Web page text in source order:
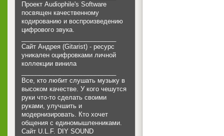
Проект Audiophile's Software
посвящен качественному
кодированию и воспроизведению
цифрового звука.
Сайт Андрея (Gitarist) - ресурс
уникален оцифровками личной
коллекции винила
Все, кто любит слушать музыку в
высоком качестве. У кого чешутся
руки что-то сделать своими
руками, улучшить и
модернизировать. Кто хочет
общения с единомышленниками.
Cайт U.L.F. DIY SOUND